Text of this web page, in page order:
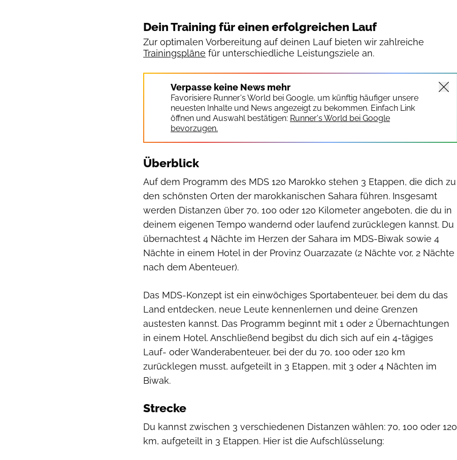
Dein Training für einen erfolgreichen Lauf
Zur optimalen Vorbereitung auf deinen Lauf bieten wir zahlreiche
Trainingspläne für unterschiedliche Leistungsziele an.
Verpasse keine News mehr
Favorisiere Runner's World bei Google, um künftig häufiger unsere
neuesten Inhalte und News angezeigt zu bekommen. Einfach Link
öffnen und Auswahl bestätigen: Runner's World bei Google
bevorzugen.
Überblick
Auf dem Programm des MDS 120 Marokko stehen 3 Etappen, die dich zu
den schönsten Orten der marokkanischen Sahara führen. Insgesamt
werden Distanzen über 70, 100 oder 120 Kilometer angeboten, die du in
deinem eigenen Tempo wandernd oder laufend zurücklegen kannst. Du
übernachtest 4 Nächte im Herzen der Sahara im MDS-Biwak sowie 4
Nächte in einem Hotel in der Provinz Ouarzazate (2 Nächte vor, 2 Nächte
nach dem Abenteuer).
Das MDS-Konzept ist ein einwöchiges Sportabenteuer, bei dem du das
Land entdecken, neue Leute kennenlernen und deine Grenzen
austesten kannst. Das Programm beginnt mit 1 oder 2 Übernachtungen
in einem Hotel. Anschließend begibst du dich sich auf ein 4-tägiges
Lauf- oder Wanderabenteuer, bei der du 70, 100 oder 120 km
zurücklegen musst, aufgeteilt in 3 Etappen, mit 3 oder 4 Nächten im
Biwak.
Strecke
Du kannst zwischen 3 verschiedenen Distanzen wählen:70, 100 oder 120
km, aufgeteilt in 3 Etappen. Hier ist die Aufschlüsselung: